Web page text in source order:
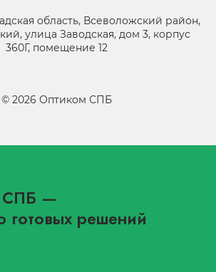
область, Всеволожский район,
улица Заводская, дом 3, корпус
360Г, помещение 12
© 2026 Оптиком СПБ
СПБ —
готовых решений